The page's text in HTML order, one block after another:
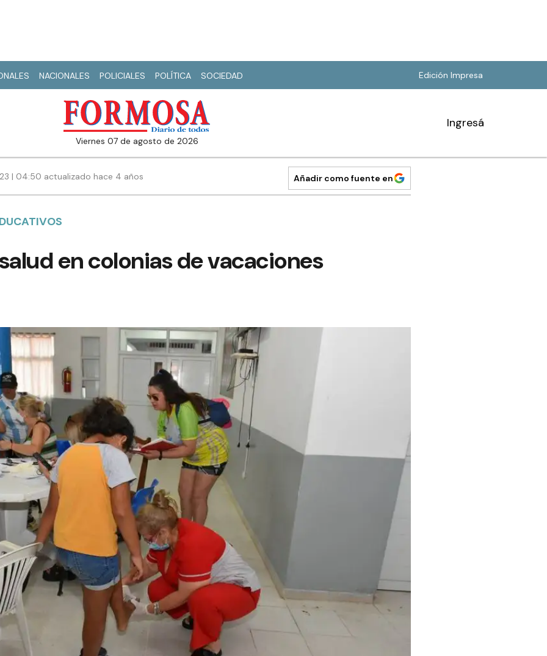
NACIONALES POLICIALES POLÍTICA SOCIEDAD Edición Impresa
viernes 07 de agosto de 2026
Ingresá
| 04:50 actualizado hace 4 años Añadir como fuente en
en colonias de vacaciones